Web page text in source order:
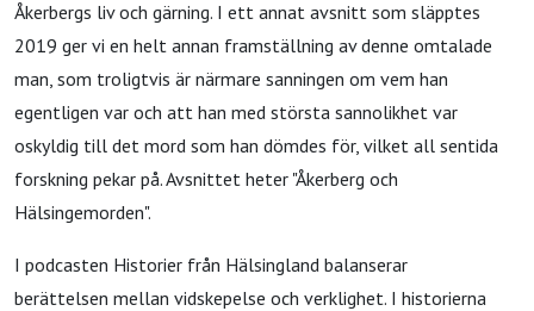
Åkerbergs liv och gärning. I ett annat avsnitt som släpptes
2019 ger vi en helt annan framställning av denne omtalade
man, som troligtvis är närmare sanningen om vem han
egentligen var och att han med största sannolikhet var
oskyldig till det mord som han dömdes för, vilket all sentida
forskning pekar på. Avsnittet heter "Åkerberg och
Hälsingemorden".
I podcasten Historier från Hälsingland balanserar
berättelsen mellan vidskepelse och verklighet. I historierna